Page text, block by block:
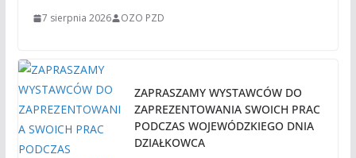
7 sierpnia 2026 OZO PZD
ZAPRASZAMY WYSTAWCÓW DO
ZAPREZENTOWANIA SWOICH PRAC
PODCZAS WOJEWÓDZKIEGO DNIA
DZIAŁKOWCA